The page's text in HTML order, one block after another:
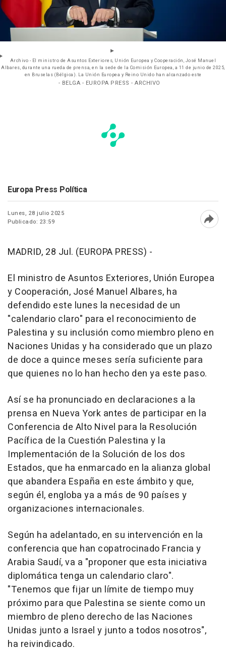
Archivo - El ministro de Asuntos Exteriores, Unión Europea y Cooperación, José Manuel
Albares, durante una rueda de prensa, en la sede de la Comisión Europea, a 11 de junio de 2025,
en Bruselas (Bélgica). La Unión Europea y Reino Unido han alcanzado este
- BELGA - EUROPA PRESS - ARCHIVO
Europa Press Política
Lunes, 28 julio 2025
Publicado: 23:59
MADRID, 28 Jul. (EUROPA PRESS) -
El ministro de Asuntos Exteriores, Unión Europea
y Cooperación, José Manuel Albares, ha
defendido este lunes la necesidad de un
"calendario claro" para el reconocimiento de
Palestina y su inclusión como miembro pleno en
Naciones Unidas y ha considerado que un plazo
de doce a quince meses sería suficiente para
que quienes no lo han hecho den ya este paso.
Así se ha pronunciado en declaraciones a la
prensa en Nueva York antes de participar en la
Conferencia de Alto Nivel para la Resolución
Pacífica de la Cuestión Palestina y la
Implementación de la Solución de los dos
Estados, que ha enmarcado en la alianza global
que abandera España en este ámbito y que,
según él, engloba ya a más de 90 países y
organizaciones internacionales.
Según ha adelantado, en su intervención en la
conferencia que han copatrocinado Francia y
Arabia Saudí, va a "proponer que esta iniciativa
diplomática tenga un calendario claro".
"Tenemos que fijar un límite de tiempo muy
próximo para que Palestina se siente como un
miembro de pleno derecho de las Naciones
Unidas junto a Israel y junto a todos nosotros",
ha reivindicado.